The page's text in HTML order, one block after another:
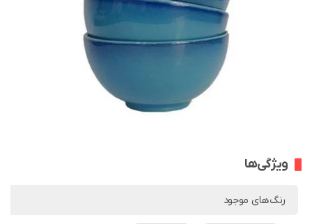
ویژگی‌ها
رنگ‌های موجود